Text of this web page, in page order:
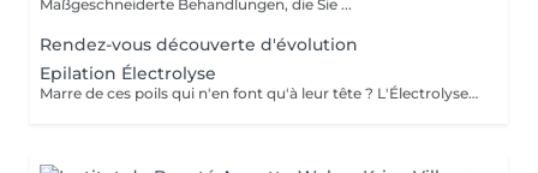
Maßgeschneiderte Behandlungen, die Sie ...
Rendez-vous découverte d'évolution
Epilation Électrolyse
Marre de ces poils qui n'en font qu'à leur tête ? L'Électrolyse est l'unique méthode reconnue comme 100% définitive, poil par poil. Elle neutralise tout, même les poils blonds, blancs ou ceux que le laser a ratés. C'est précis, c'est permanent. Le prix s'ajuste à la minute : vous ne payez que le temps vraiment nécessaire.